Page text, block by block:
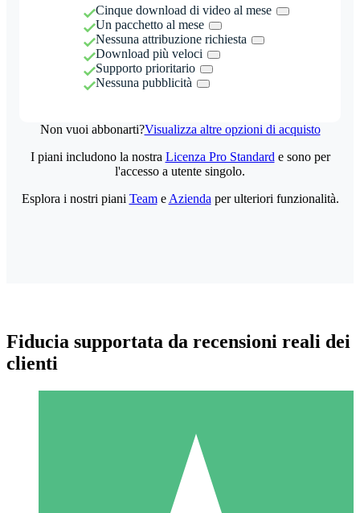
Cinque download di video al mese
Un pacchetto al mese
Nessuna attribuzione richiesta
Download più veloci
Supporto prioritario
Nessuna pubblicità
Non vuoi abbonarti?Visualizza altre opzioni di acquisto
Pacchetti di Crediti Individuali
I piani includono la nostra Licenza Pro Standard e sono per
l'accesso a utente singolo.
Esplora i nostri piani Teame Azienda per ulteriori funzionalità.
Fiducia supportata da recensioni reali dei
clienti